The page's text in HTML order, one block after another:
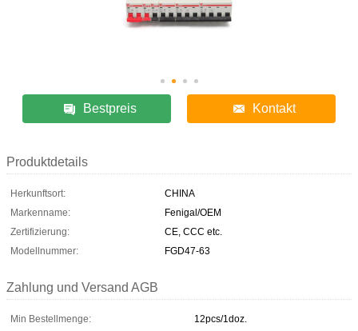
Bestpreis Kontakt
Produktdetails
Herkunftsort:
CHINA
Markenname:
Fenigal/OEM
Zertifizierung:
CE, CCC etc.
Modellnummer:
FGD47-63
Zahlung und Versand AGB
Min Bestellmenge:
12pcs/1doz.